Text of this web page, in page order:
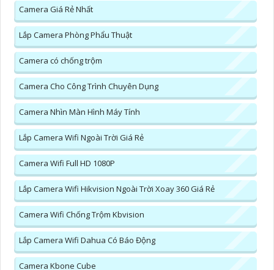
Camera Giá Rẻ Nhất
Lắp Camera Phòng Phẩu Thuật
Camera có chống trộm
Camera Cho Công Trình Chuyên Dụng
Camera Nhìn Màn Hình Máy Tính
Lắp Camera Wifi Ngoài Trời Giá Rẻ
Camera Wifi Full HD 1080P
Lắp Camera Wifi Hikvision Ngoài Trời Xoay 360 Giá Rẻ
Camera Wifi Chống Trộm Kbvision
Lắp Camera Wifi Dahua Có Báo Động
Camera Kbone Cube